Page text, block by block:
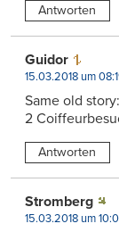
Antworten
Guidor
15.03.2018 um
Same old
2
Antworten
Stromberg
15.03.2018 um